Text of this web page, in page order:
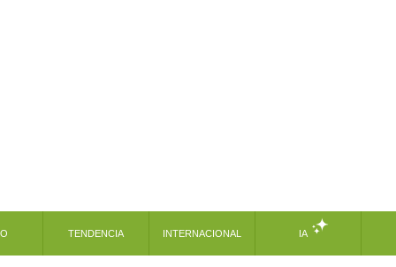
TENDENCIA INTERNACIONAL IA